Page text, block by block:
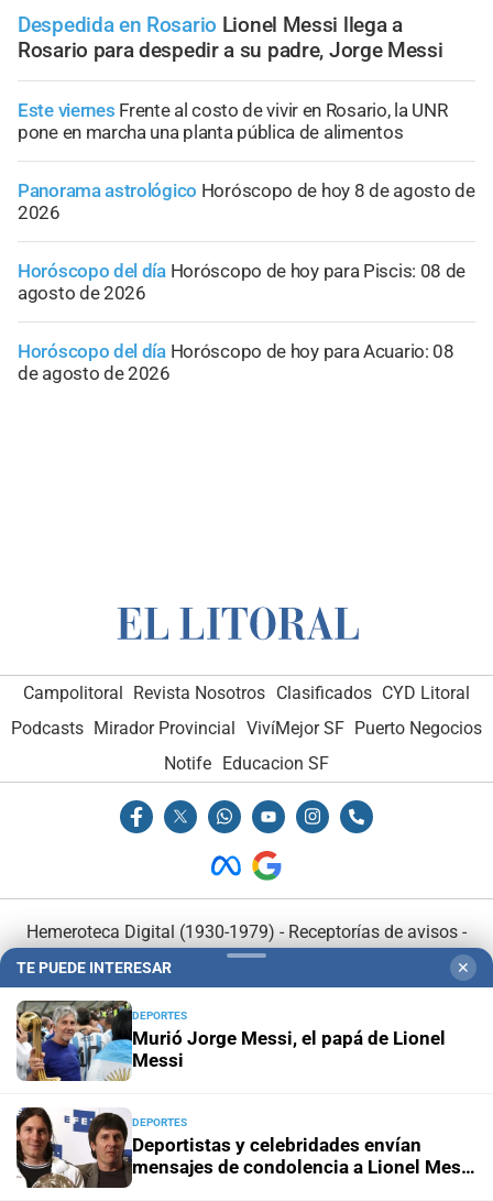
Despedida en Rosario Lionel Messi llega a
Rosario para despedir a su padre, Jorge Messi
Este viernes Frente al costo de vivir en Rosario, la UNR
pone en marcha una planta pública de alimentos
Panorama astrológico Horóscopo de hoy 8 de agosto de
2026
Horóscopo del día Horóscopo de hoy para Piscis: 08 de
agosto de 2026
Horóscopo del día Horóscopo de hoy para Acuario: 08
de agosto de 2026
Campolitoral Revista Nosotros Clasificados CYD Litoral
Podcasts Mirador Provincial VivíMejor SF Puerto Negocios
Notife Educacion SF
Hemeroteca Digital (1930-1979) - Receptorías de avisos -
Administración y Publicidad-Elementos institucionales-
Opcionales con El Litoral-MediaKit
El Litoral es miembro de:
TE PUEDE INTERESAR ✕
DEPORTES
Murió Jorge Messi, el papá de Lionel
Messi
DEPORTES
Deportistas y celebridades envían
mensajes de condolencia a Lionel Messi